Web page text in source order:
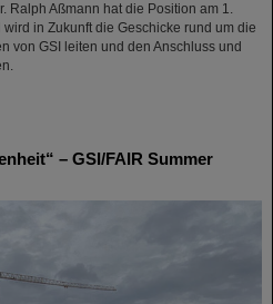
Ralph Aßmann hat die Position am 1.
in Zukunft die Geschicke rund um die
von GSI leiten und den Anschluss und
– GSI/FAIR Summer